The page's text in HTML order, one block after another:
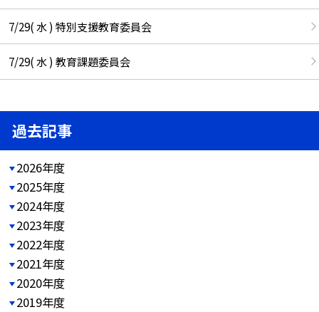
7/29( 水 ) 特別支援教育委員会
7/29( 水 ) 教育課題委員会
過去記事
2026年度
2025年度
2024年度
2023年度
2022年度
2021年度
2020年度
2019年度